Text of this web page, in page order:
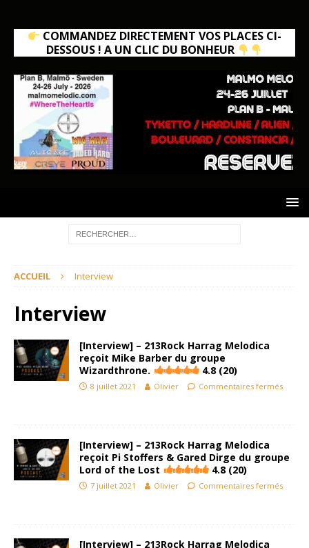
COMMANDEZ DIRECTEMENT VOS PLACES CI-
DESSOUS ! A UN CLIC DU BONHEUR
ACCUEIL Interview
Interview
[Interview] – 213Rock Harrag Melodica
reçoit Mike Barber du groupe
Wizardthrone.
4.8 (20)
8 juillet 2021 Olivier Commentaires fermés
[Interview] – 213Rock Harrag Melodica
reçoit Pi Stoffers & Gared Dirge du groupe
Lord of the Lost
4.8 (20)
7 juillet 2021 Olivier Commentaires fermés
[Interview] – 213Rock Harrag Melodica